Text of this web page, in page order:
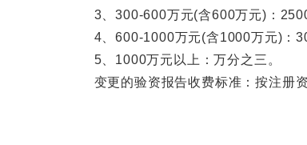
3、300-600万元(含600万元)：
4、600-1000万元(含1000万元)：
5、1000万元以上：万分之三。
变更的验资报告收费标准：按注册资